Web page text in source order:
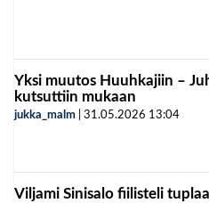
Yksi muutos Huuhkajiin –
kutsuttiin mukaan
jukka_malm 31.05.2026 13:04
Viljami Sinisalo fiilisteli tuplaa